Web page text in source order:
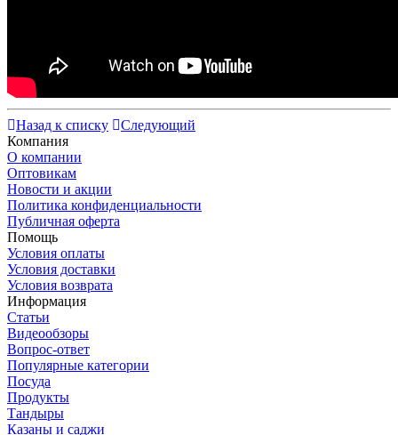
Назад к списку
Следующий
Компания
О компании
Оптовикам
Новости и акции
Политика конфиденциальности
Публичная оферта
Помощь
Условия оплаты
Условия доставки
Условия возврата
Информация
Статьи
Видеообзоры
Вопрос-ответ
Популярные категории
Посуда
Продукты
Тандыры
Казаны и саджи